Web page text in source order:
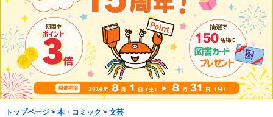
トップページ> 本・コミック > 文芸